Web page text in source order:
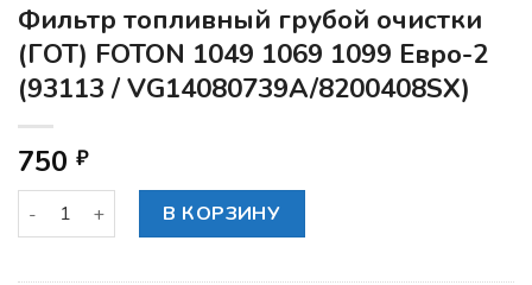
Фильтр топливный грубой очистки
(ГОТ) FOTON 1049 1069 1099 Евро-2
(93113 / VG14080739A/8200408SX)
750 ₽
Количество товара Фильтр топливный грубой очистки
В КОРЗИНУ